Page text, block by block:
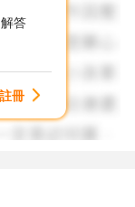
、文化契合度，
工作！
答
冊